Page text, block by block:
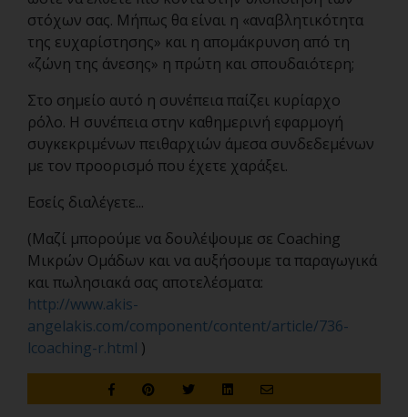
στόχων σας. Μήπως θα είναι η «αναβλητικότητα
της ευχαρίστησης» και η απομάκρυνση από τη
«ζώνη της άνεσης» η πρώτη και σπουδαιότερη;
Στο σημείο αυτό η συνέπεια παίζει κυρίαρχο
ρόλο. Η συνέπεια στην καθημερινή εφαρμογή
συγκεκριμένων πειθαρχιών άμεσα συνδεδεμένων
με τον προορισμό που έχετε χαράξει.
Εσείς διαλέγετε...
(Μαζί μπορούμε να δουλέψουμε σε Coaching
Μικρών Ομάδων και να αυξήσουμε τα παραγωγικά
και πωλησιακά σας αποτελέσματα:
http://www.akis-
angelakis.com/component/content/article/736-
lcoaching-r.html )